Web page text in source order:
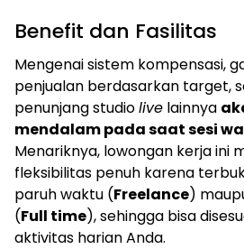
Benefit dan Fasilitas
Mengenai sistem kompensasi,
penjualan berdasarkan target,
penunjang studiolive lainnya
mendalam pada saat sesi
Menariknya, lowongan kerja ini
fleksibilitas penuh karena
paruh waktu (Freelance)
(Full time), sehingga bisa
aktivitas harian Anda.